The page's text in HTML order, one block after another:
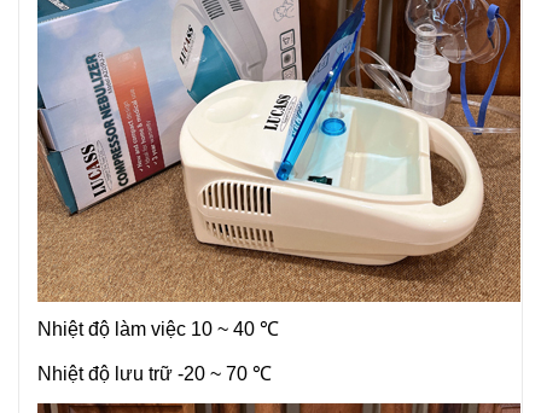
Nhiệt độ làm việc 10 ~ 40 ℃
Nhiệt độ lưu trữ -20 ~ 70 ℃